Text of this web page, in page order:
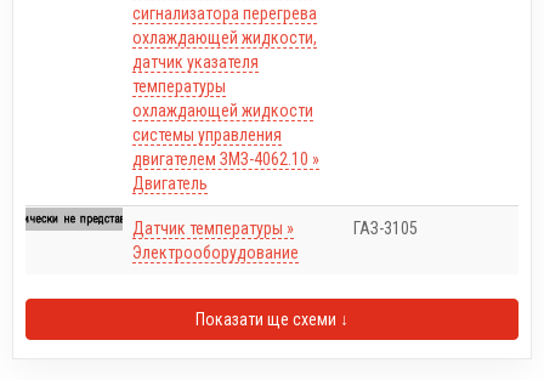
сигнализатора перегрева
охлаждающей жидкости,
датчик указателя
температуры
охлаждающей жидкости
системы управления
двигателем ЗМЗ-4062.10 »
Двигатель
Датчик температуры »
Электрооборудование
ГАЗ-3105
Показати ще схеми ↓